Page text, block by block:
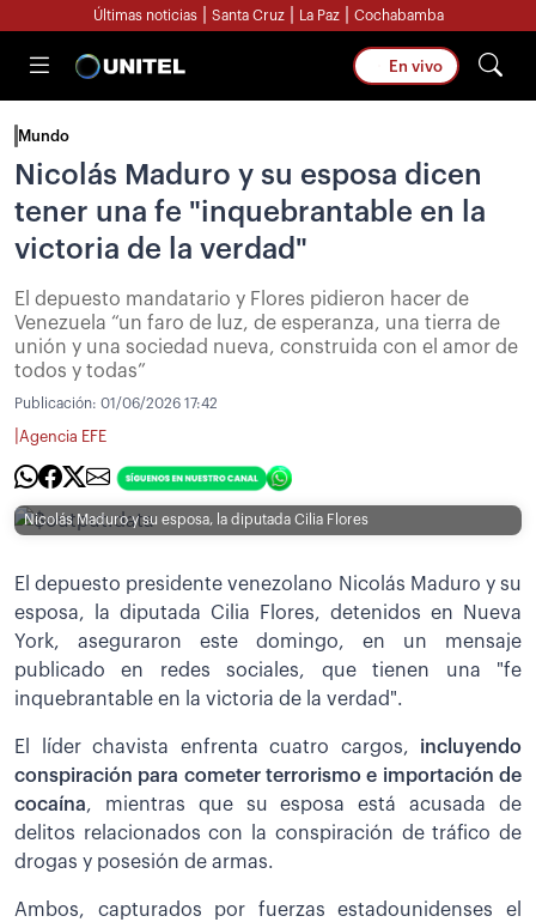
Últimas noticias Santa Cruz La Paz Cochabamba
En vivo
Mundo
Nicolás Maduro y su esposa dicen
tener una fe "inquebrantable en la
victoria de la verdad"
El depuesto mandatario y Flores pidieron hacer de
Venezuela “un faro de luz, de esperanza, una tierra de
unión y una sociedad nueva, construida con el amor de
todos y todas”
Publicación: 01/06/2026 17:42
Agencia EFE
Nicolás Maduro y su esposa, la diputada Cilia Flores
El depuesto presidente venezolano Nicolás Maduro y su
esposa, la diputada Cilia Flores, detenidos en Nueva
York, aseguraron este domingo, en un mensaje
publicado en redes sociales, que tienen una "fe
inquebrantable en la victoria de la verdad".
El líder chavista enfrenta cuatro cargos, incluyendo
conspiración para cometer terrorismo e importación de
cocaína, mientras que su esposa está acusada de
delitos relacionados con la conspiración de tráfico de
drogas y posesión de armas.
Ambos, capturados por fuerzas estadounidenses el